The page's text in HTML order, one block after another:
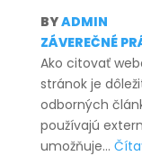
BYADMIN
ZÁVEREČNÉ
Ako citovať
stránok je
odborných
používajú
umožňuje…